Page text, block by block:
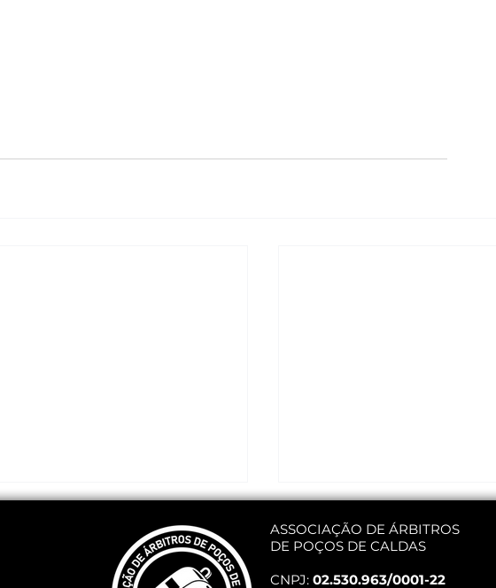
ASSOCIAÇÃO DE ÁRBITROS
DE POÇOS DE CALDAS
CNPJ: 02.530.963/0001-22